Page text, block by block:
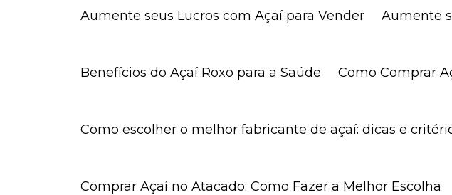
Aumente seus Lucros com Açaí para Vender Aumente
Benefícios do Açaí Roxo para a Saúde Como Comprar
Como escolher o melhor fabricante de açaí: dicas e
Comprar Açaí no Atacado: Como Fazer a Melhor Escolha